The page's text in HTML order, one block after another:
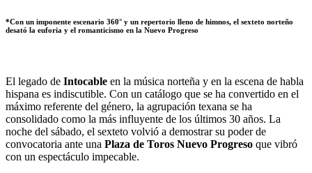
*Con un imponente escenario 360° y un repertorio lleno de himnos, el sexteto norteño
desató la euforia y el romanticismo en la Nuevo Progreso
El legado de Intocable en la música norteña y en la escena de habla
hispana es indiscutible. Con un catálogo que se ha convertido en el
máximo referente del género, la agrupación texana se ha
consolidado como la más influyente de los últimos 30 años. La
noche del sábado, el sexteto volvió a demostrar su poder de
convocatoria ante una Plaza de Toros Nuevo Progreso que vibró
con un espectáculo impecable.